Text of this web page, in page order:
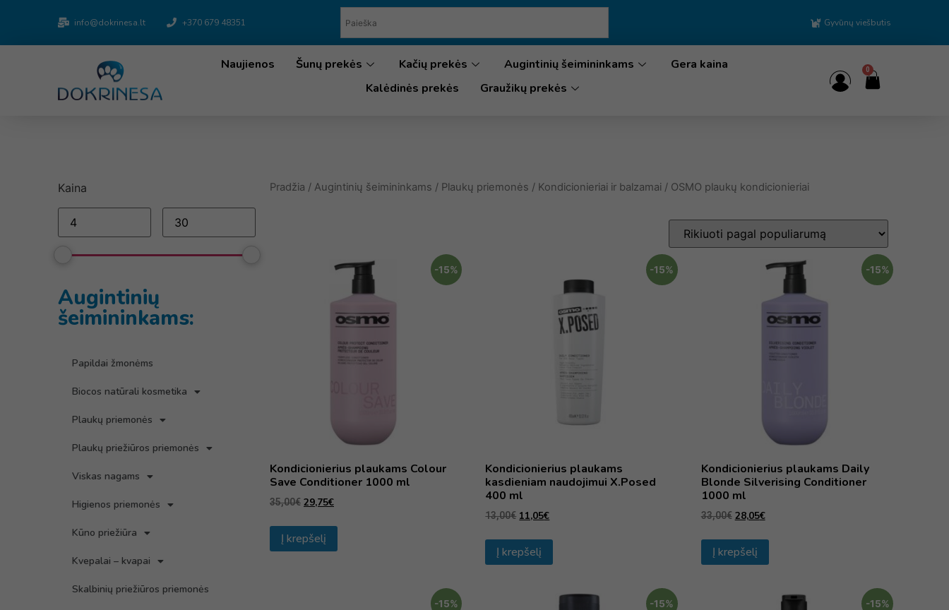
info@dokrinesa.lt +370 679 48351 Gyvūnų viešbutis
Naujienos Šunų prekės Kačių prekės Augintinių šeimininkams
Gera kaina
Kalėdinės prekės
Graužikų prekės
0
Kaina
Augintinių
šeimininkams:
Papildai žmonėms
Biocos natūrali kosmetika
Plaukų priemonės
Plaukų priežiūros priemonės
Viskas nagams
Higienos priemonės
Kūno priežiūra
Kvepalai – kvapai
Skalbinių priežiūros priemonės
Pradžia / Augintinių šeimininkams / Plaukų priemonės / Kondicionieriai ir balzamai / OSMO plaukų kondicionieriai
-15%
Kondicionierius plaukams Colour
Save Conditioner 1000 ml
35,00€ 29,75€
Į krepšelį
-15%
Kondicionierius plaukams
kasdieniam naudojimui X.Posed
400 ml
13,00€ 11,05€
Į krepšelį
-15%
Kondicionierius plaukams Daily
Blonde Silverising Conditioner
1000 ml
33,00€ 28,05€
Į krepšelį
-15% -15% -15%